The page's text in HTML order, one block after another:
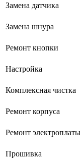
часов
чековых
датчиков
Замена датчика
Замена шнура
Ремонт кнопки
Настройка
Комплексная чистка
Ремонт корпуса
Ремонт электроплаты
Прошивка